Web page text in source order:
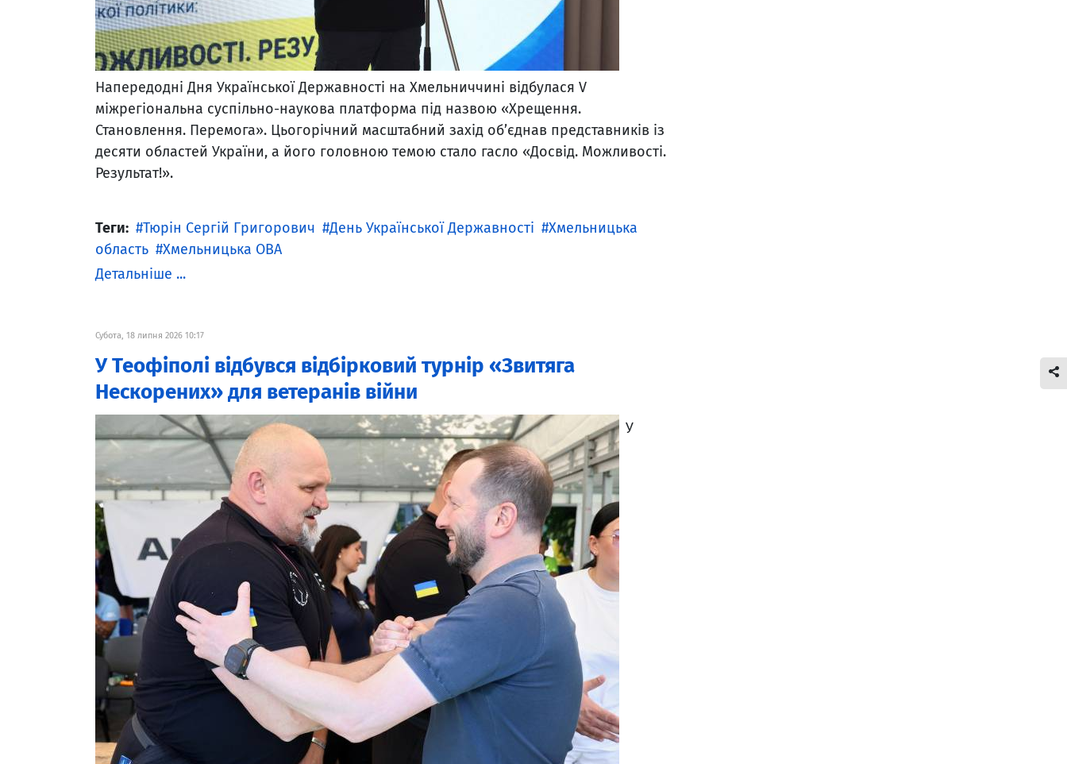
Напередодні Дня Української Державності на Хмельниччині відбулася V
міжрегіональна суспільно-наукова платформа під назвою «Хрещення.
Становлення. Перемога». Цьогорічний масштабний захід об’єднав представників із
десяти областей України, а його головною темою стало гасло «Досвід. Можливості.
Результат!».
Теги: Тюрін Сергій Григорович День Української Державності
Хмельницька
область
Хмельницька ОВА
Детальніше ...
Субота, 18 липня 2026 10:17
У Теофіполі відбувся відбірковий турнір «Звитяга
Нескорених» для ветеранів війни
У